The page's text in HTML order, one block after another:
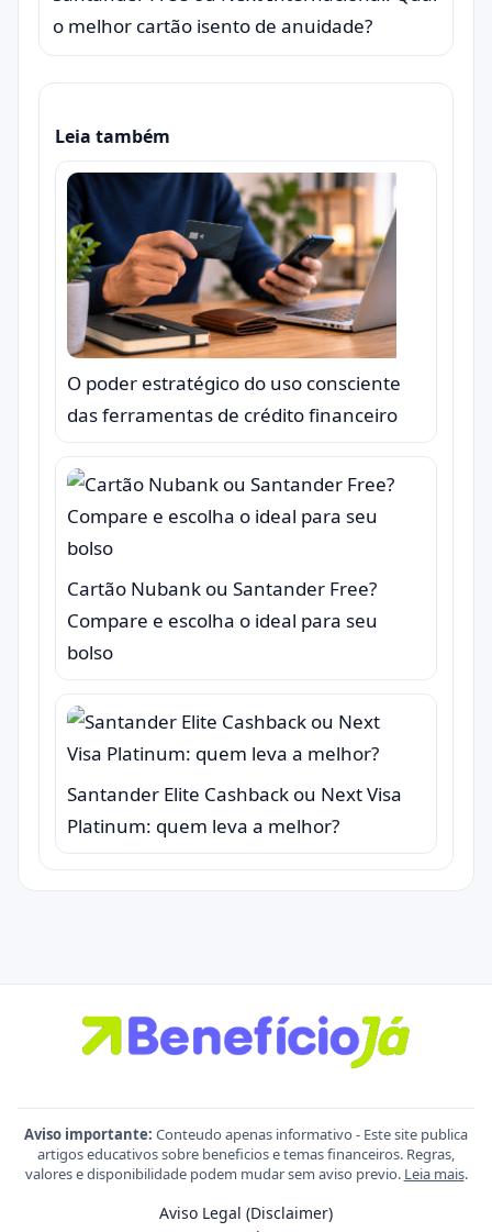
o melhor cartão isento de anuidade?
Leia também
O poder estratégico do uso consciente
das ferramentas de crédito financeiro
Cartão Nubank ou Santander Free?
Compare e escolha o ideal para seu
bolso
Santander Elite Cashback ou Next Visa
Platinum: quem leva a melhor?
Aviso importante: Conteudo apenas informativo - Este site publica
artigos educativos sobre beneficios e temas financeiros. Regras,
valores e disponibilidade podem mudar sem aviso previo. Leia mais.
Aviso Legal (Disclaimer)